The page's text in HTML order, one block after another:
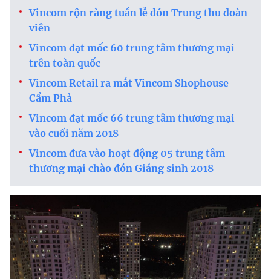
Vincom rộn ràng tuần lễ đón Trung thu đoàn
viên
Vincom đạt mốc 60 trung tâm thương mại
trên toàn quốc
Vincom Retail ra mắt Vincom Shophouse
Cẩm Phả
Vincom đạt mốc 66 trung tâm thương mại
vào cuối năm 2018
Vincom đưa vào hoạt động 05 trung tâm
thương mại chào đón Giáng sinh 2018